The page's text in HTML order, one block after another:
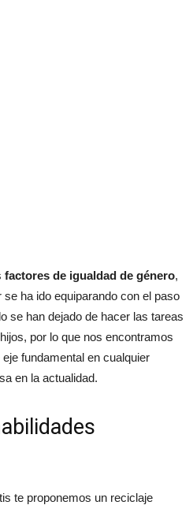
factores de igualdad de género,
ha ido equiparando con el paso
se han dejado de hacer las tareas
por lo que nos encontramos
fundamental en cualquier
en la actualidad.
te proponemos un reciclaje